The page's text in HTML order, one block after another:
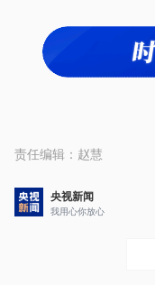
责任编辑： 赵慧
央视新闻
我用心你放心